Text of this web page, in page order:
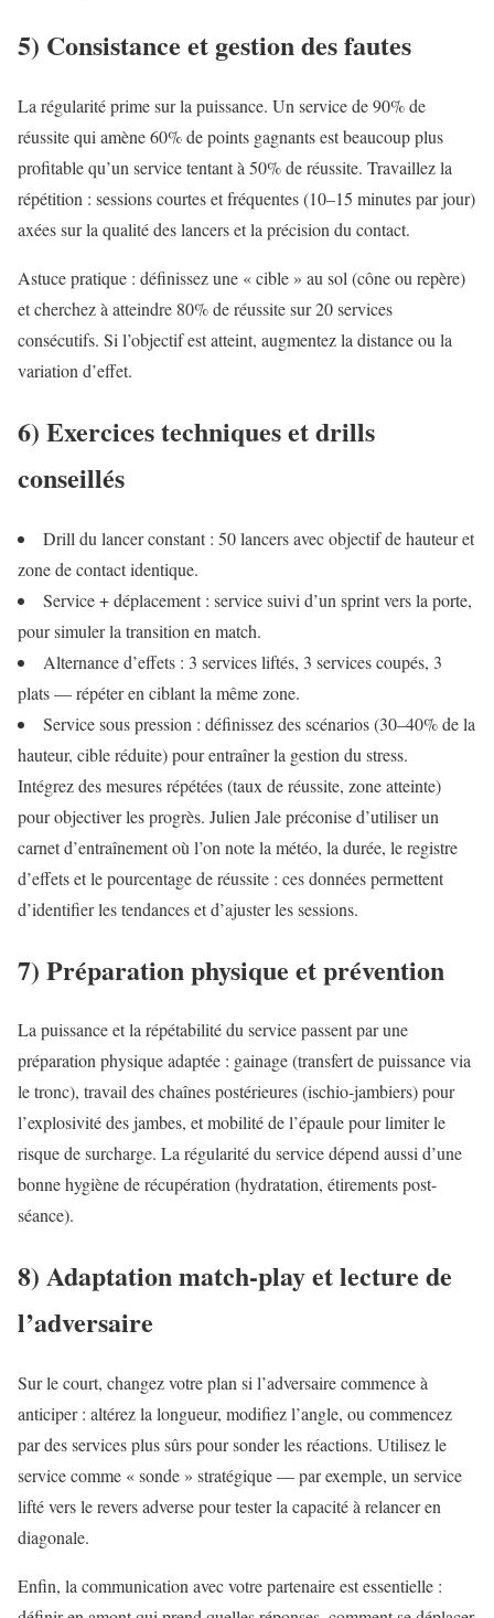
5) Consistance et gestion des fautes
La régularité prime sur la puissance. Un service de 90% de
réussite qui amène 60% de points gagnants est beaucoup plus
profitable qu’un service tentant à 50% de réussite. Travaillez la
répétition : sessions courtes et fréquentes (10–15 minutes par jour)
axées sur la qualité des lancers et la précision du contact.
Astuce pratique : définissez une « cible » au sol (cône ou repère)
et cherchez à atteindre 80% de réussite sur 20 services
consécutifs. Si l’objectif est atteint, augmentez la distance ou la
variation d’effet.
6) Exercices techniques et drills
conseillés
Drill du lancer constant : 50 lancers avec objectif de hauteur et
zone de contact identique.
Service + déplacement : service suivi d’un sprint vers la porte,
pour simuler la transition en match.
Alternance d’effets : 3 services liftés, 3 services coupés, 3
plats — répéter en ciblant la même zone.
Service sous pression : définissez des scénarios (30–40% de la
hauteur, cible réduite) pour entraîner la gestion du stress.
Intégrez des mesures répétées (taux de réussite, zone atteinte)
pour objectiver les progrès. Julien Jale préconise d’utiliser un
carnet d’entraînement où l’on note la météo, la durée, le registre
d’effets et le pourcentage de réussite : ces données permettent
d’identifier les tendances et d’ajuster les sessions.
7) Préparation physique et prévention
La puissance et la répétabilité du service passent par une
préparation physique adaptée : gainage (transfert de puissance via
le tronc), travail des chaînes postérieures (ischio-jambiers) pour
l’explosivité des jambes, et mobilité de l’épaule pour limiter le
risque de surcharge. La régularité du service dépend aussi d’une
bonne hygiène de récupération (hydratation, étirements post-
séance).
8) Adaptation match-play et lecture de
l’adversaire
Sur le court, changez votre plan si l’adversaire commence à
anticiper : altérez la longueur, modifiez l’angle, ou commencez
par des services plus sûrs pour sonder les réactions. Utilisez le
service comme « sonde » stratégique — par exemple, un service
lifté vers le revers adverse pour tester la capacité à relancer en
diagonale.
Enfin, la communication avec votre partenaire est essentielle :